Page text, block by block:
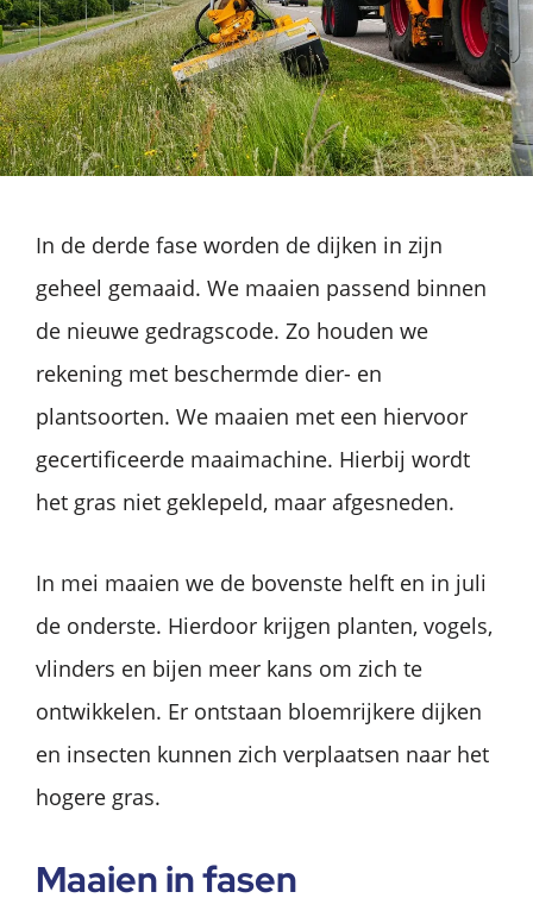
In de derde fase worden de dijken in zijn
geheel gemaaid. We maaien passend binnen
de nieuwe gedragscode. Zo houden we
rekening met beschermde dier- en
plantsoorten. We maaien met een hiervoor
gecertificeerde maaimachine. Hierbij wordt
het gras niet geklepeld, maar afgesneden.
In mei maaien we de bovenste helft en in juli
de onderste. Hierdoor krijgen planten, vogels,
vlinders en bijen meer kans om zich te
ontwikkelen. Er ontstaan bloemrijkere dijken
en insecten kunnen zich verplaatsen naar het
hogere gras.
Maaien in fasen